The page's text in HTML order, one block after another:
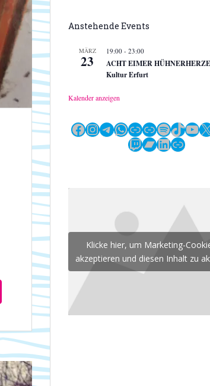
Anstehende Events
MÄRZ
23
19:00 - 23:00
ACHT EIMER
Kultur Erfurt
Kalender anzeigen
Facebook
Instagram
Telegram
WhatsApp
LinkLinkSpotifyX
Twitch
Bandcamp
LinkedIn
Link
Klicke hier, um Marketing-
akzeptieren und diesen Inhalt zu